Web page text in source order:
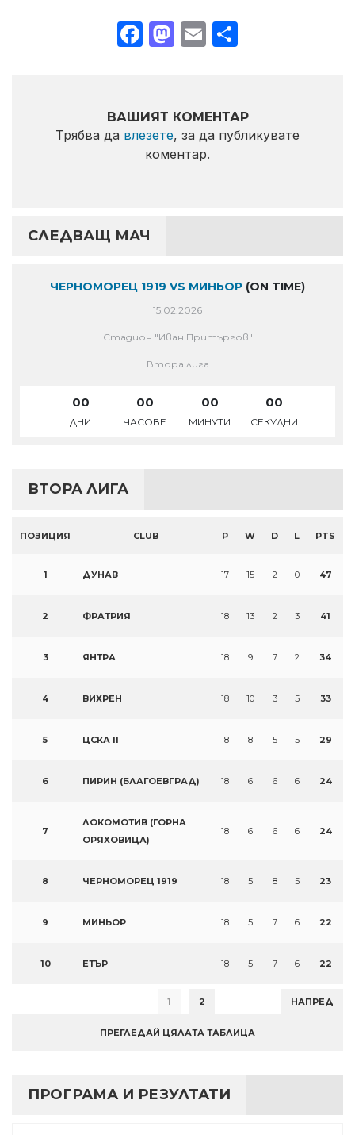
Facebook
Mastodon
Email
ВАШИЯТ КОМЕНТАР
Трябва да влезете, за да публикувате
коментар.
СЛЕДВАЩ МАЧ
ЧЕРНОМОРЕЦ 1919 VS МИНЬОР (ON TIME)
15.02.2026
Стадион "Иван Притъргов"
Втора лига
00
ДНИ
00
ЧАСОВЕ
00
МИНУТИ
00
СЕКУДНИ
ВТОРА ЛИГА
ПОЗИЦИЯ CLUB P W D L PTS
1 ДУНАВ 17 15 2 0 47
2 ФРАТРИЯ 18 13 2 3 41
3 ЯНТРА 18 9 7 2 34
4 ВИХРЕН 18 10 3 5 33
5 ЦСКА II 18 8 5 5 29
6 ПИРИН (БЛАГОЕВГРАД) 18 6 6 6 24
7
ЛОКОМОТИВ (ГОРНА
ОРЯХОВИЦА)
18 6 6 6 24
8 ЧЕРНОМОРЕЦ 1919 18 5 8 5 23
9 МИНЬОР 18 5 7 6 22
10 ЕТЪР 18 5 7 6 22
1 2 НАПРЕД
ПРЕГЛЕДАЙ ЦЯЛАТА ТАБЛИЦА
ПРОГРАМА И РЕЗУЛТАТИ